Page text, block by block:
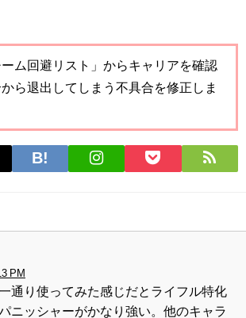
ム回避リスト」からキャリアを確認
ら退出してしまう不具合を修正しま
PM
通り使ってみた感じだとライフル特化
ニッシャーがかなり強い。他のキャラ